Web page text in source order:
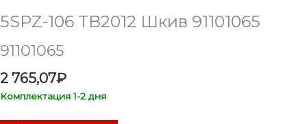
5SPZ-106 TB2012 Шкив 91101065
91101065
2 765,07₽
Комплектация 1-2 дня